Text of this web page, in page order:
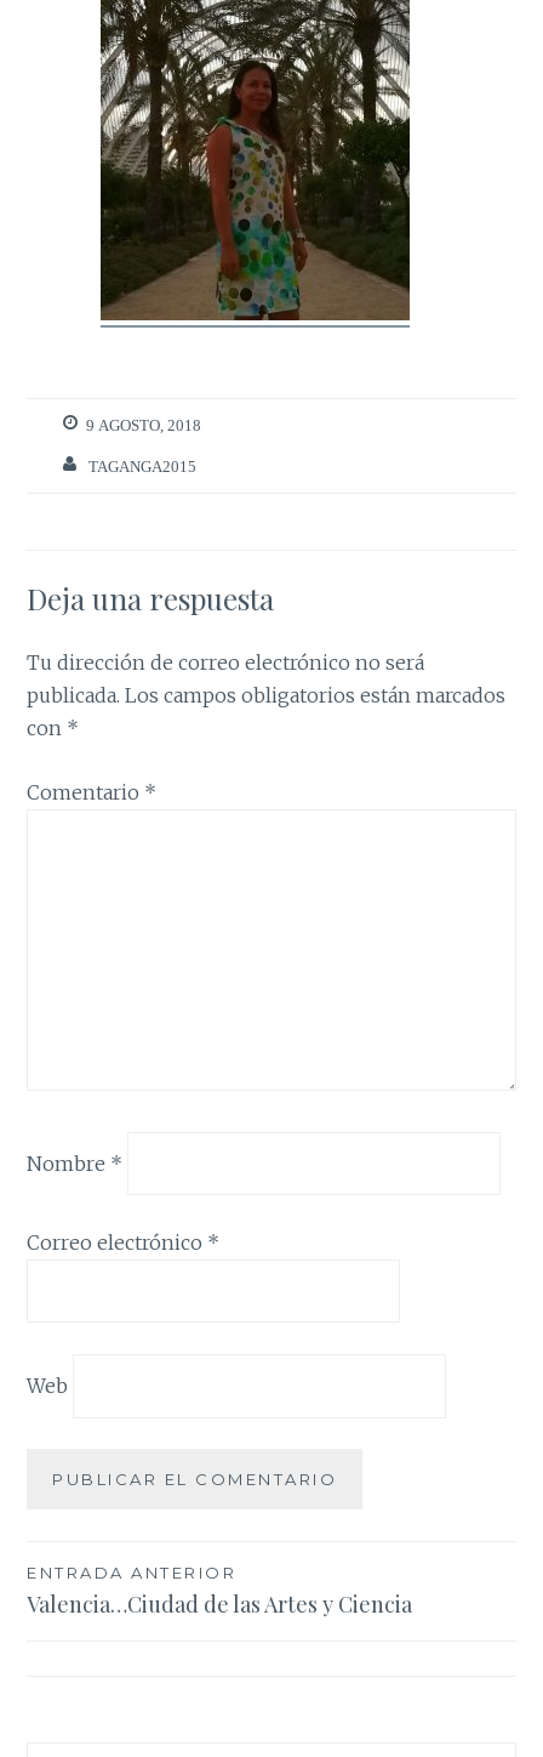
9 AGOSTO, 2018
TAGANGA2015
Deja una respuesta
Tu dirección de correo electrónico no será
publicada. Los campos obligatorios están marcados
con *
Comentario *
Nombre *
Correo electrónico *
Web
Navegación
de
ENTRADA ANTERIOR
Valencia…Ciudad de las Artes y Ciencia